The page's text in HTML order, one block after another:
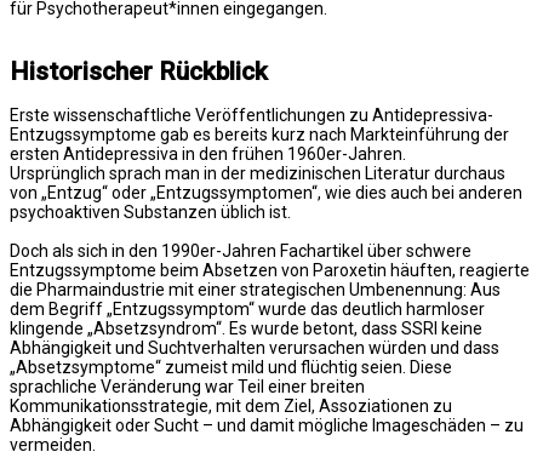
für Psychotherapeut*innen eingegangen.
Historischer Rückblick
Erste wissenschaftliche Veröffentlichungen zu Antidepressiva-
Entzugssymptome gab es bereits kurz nach Markteinführung der
ersten Antidepressiva in den frühen 1960er-Jahren.
Ursprünglich sprach man in der medizinischen Literatur durchaus
von „Entzug“ oder „Entzugssymptomen“, wie dies auch bei anderen
psychoaktiven Substanzen üblich ist.
Doch als sich in den 1990er-Jahren Fachartikel über schwere
Entzugssymptome beim Absetzen von Paroxetin häuften, reagierte
die Pharmaindustrie mit einer strategischen Umbenennung: Aus
dem Begriff „Entzugssymptom“ wurde das deutlich harmloser
klingende „Absetzsyndrom“. Es wurde betont, dass SSRI keine
Abhängigkeit und Suchtverhalten verursachen würden und dass
„Absetzsymptome“ zumeist mild und flüchtig seien. Diese
sprachliche Veränderung war Teil einer breiten
Kommunikationsstrategie, mit dem Ziel, Assoziationen zu
Abhängigkeit oder Sucht – und damit mögliche Imageschäden – zu
vermeiden.